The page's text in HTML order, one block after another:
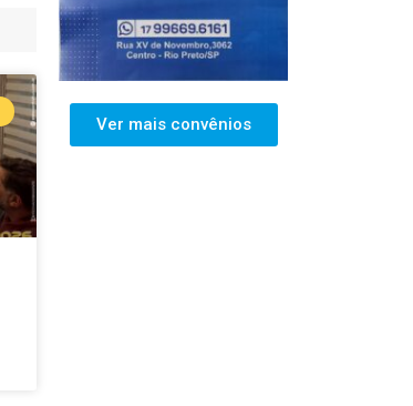
Ver mais convênios